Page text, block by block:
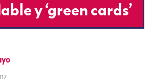
y ‘green cards’